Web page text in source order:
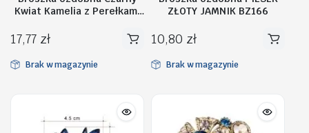
Kwiat Kamelia z Perełkami
17,77 zł
Brak w magazynie
ZŁOTY JAMNIK BZ166
10,80 zł
Brak w magazynie